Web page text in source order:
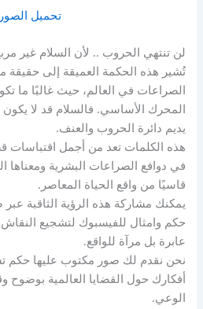
تحميل
لن تنتهي الحروب .. لأن السلام غير
تُشير هذه الحكمة العميقة إلى حقيقة
الصراعات في العالم، حيث غالبًا ما
المحرك الأساسي. فالسلام قد لا
يديم دائرة الحروب والعنف.
هذه الكلمات تعد من أجمل اقتباسات
في دوافع الصراعات البشرية ومعناها
قاسيًا من واقع الحياة المعاصر.
يمكنك مشاركة هذه الرؤية الثاقبة
حكم وامثال للفيسبوك لتشجيع
عابرة بل مرآة للواقع.
نحن نقدم لك صور مكتوب عليها حكم
أفكارك حول القضايا العالمية بوضوح
الوعي.